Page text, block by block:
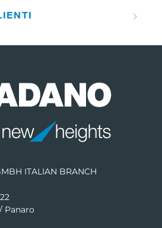
ITALIAN BRANCH
Panaro